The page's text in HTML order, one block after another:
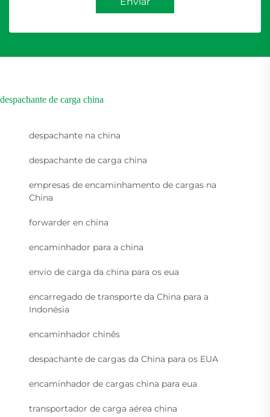
despachante de carga china
despachante na china
despachante de carga china
empresas de encaminhamento de cargas na
China
forwarder en china
encaminhador para a china
envio de carga da china para os eua
encarregado de transporte da China para a
Indonésia
encaminhador chinês
despachante de cargas da China para os EUA
encaminhador de cargas china para eua
transportador de carga aérea china